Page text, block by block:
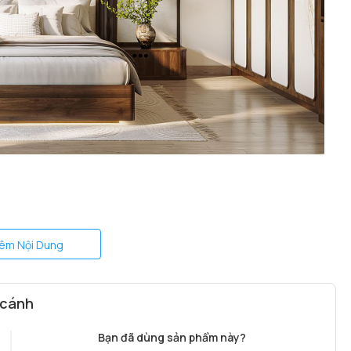
với thân quạt
màu đen tuyền bí ẩn
– vàng – trung tính), dễ dàng điều chỉnh để phù hợp với
Nội Dung
Bạn đã dùng sản phẩm này?